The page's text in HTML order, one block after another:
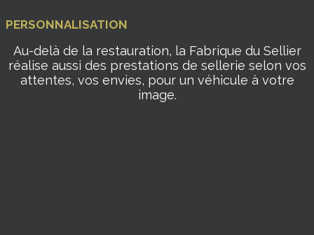
PERSONNALISATION
Au-delà de la restauration, la Fabrique du Sellier
réalise aussi des prestations de sellerie selon vos
attentes, vos envies, pour un véhicule à votre
image.